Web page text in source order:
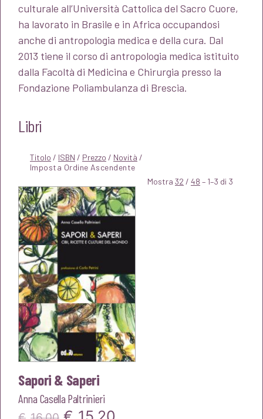
culturale all’Università Cattolica del Sacro Cuore,
ha lavorato in Brasile e in Africa occupandosi
anche di antropologia medica e della cura. Dal
2013 tiene il corso di antropologia medica istituito
dalla Facoltà di Medicina e Chirurgia presso la
Fondazione Poliambulanza di Brescia.
Libri
Titolo / ISBN / Prezzo / Novità /
Mostra 32 / 48 – 1–3 di 3
Sapori & Saperi
Anna Casella Paltrinieri